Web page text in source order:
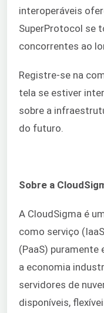
interoperáveis
SuperProtocol se
concorrentes ao
Registre-se na
tela se estiver
sobre a
do futuro.
Sobre a
A CloudSigma é
como serviço
(PaaS) puramente
a economia
servidores de
disponíveis,